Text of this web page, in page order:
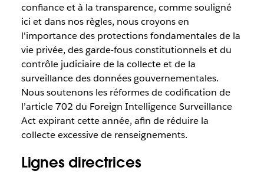
confiance et à la transparence, comme souligné
ici et dans nos règles, nous croyons en
l'importance des protections fondamentales de la
vie privée, des garde-fous constitutionnels et du
contrôle judiciaire de la collecte et de la
surveillance des données gouvernementales.
Nous soutenons les réformes de codification de
l’article 702 du Foreign Intelligence Surveillance
Act expirant cette année, afin de réduire la
collecte excessive de renseignements.
Lignes directrices